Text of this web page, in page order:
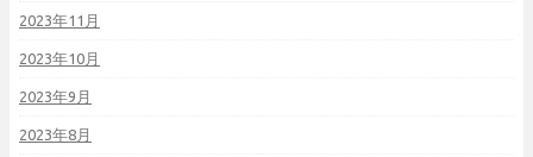
2023年11月
2023年10月
2023年9月
2023年8月